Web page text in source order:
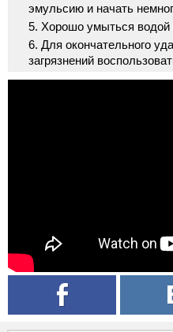
эмульсию и начать
Хорошо умыться водой
Для окончательного
загрязнений